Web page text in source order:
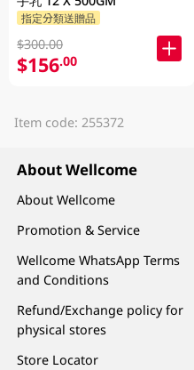
指定分類送贈品
$300.00
$156.00
Item code: 255372
About Wellcome
About Wellcome
Promotion & Service
Wellcome WhatsApp Terms
and Conditions
Refund/Exchange policy for
physical stores
Store Locator